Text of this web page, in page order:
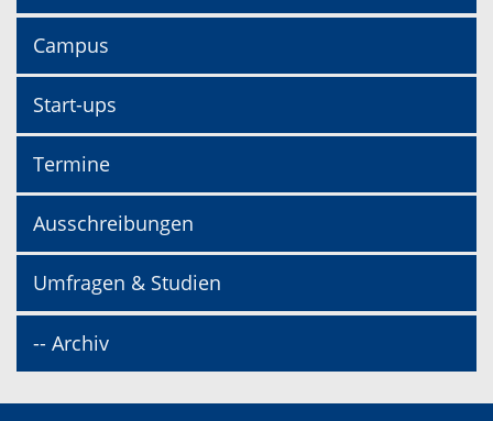
Campus
Start-ups
Termine
Ausschreibungen
Umfragen & Studien
-- Archiv